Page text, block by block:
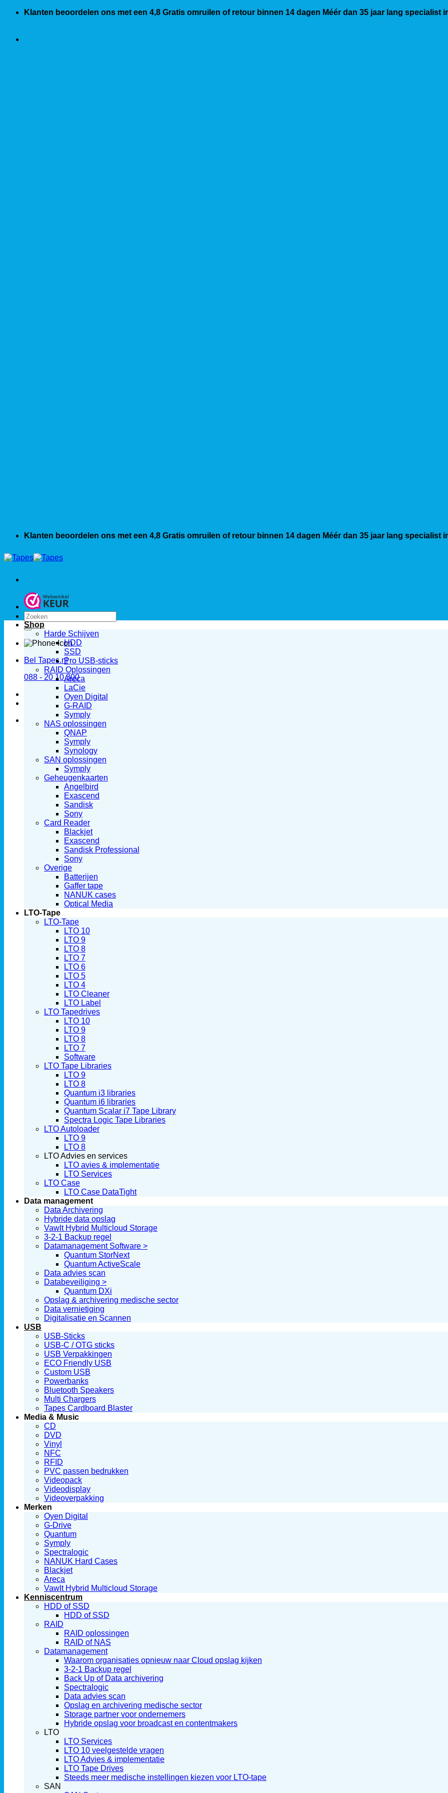
Klanten beoordelen ons met een 4,8 Gratis omruilen of retour binnen 14 dagen Méér dan 35 jaar lang specialist
Klanten beoordelen ons met een 4,8 Gratis omruilen of retour binnen 14 dagen Méér dan 35 jaar lang specialist
Zoeken
naar:
Bel Tapes.nl
088 - 20 10 300
Shop
Harde Schijven
HDD
SSD
Pro USB-sticks
RAID Oplossingen
Areca
LaCie
Oyen Digital
G-RAID
Symply
NAS oplossingen
QNAP
Symply
Synology
SAN oplossingen
Symply
Geheugenkaarten
Angelbird
Exascend
Sandisk
Sony
Card Reader
Blackjet
Exascend
Sandisk Professional
Sony
Overige
Batterijen
Gaffer tape
NANUK cases
Optical Media
LTO-Tape
LTO-Tape
LTO 10
LTO 9
LTO 8
LTO 7
LTO 6
LTO 5
LTO 4
LTO Cleaner
LTO Label
LTO Tapedrives
LTO 10
LTO 9
LTO 8
LTO 7
Software
LTO Tape Libraries
LTO 9
LTO 8
Quantum i3 libraries
Quantum i6 libraries
Quantum Scalar i7 Tape Library
Spectra Logic Tape Libraries
LTO Autoloader
LTO 9
LTO 8
LTO Advies en services
LTO avies & implementatie
LTO Services
LTO Case
LTO Case DataTight
Data management
Data Archivering
Hybride data opslag
Vawlt Hybrid Multicloud Storage
3-2-1 Backup regel
Datamanagement Software >
Quantum StorNext
Quantum ActiveScale
Data advies scan
Databeveiliging >
Quantum DXi
Opslag & archivering medische sector
Data vernietiging
Digitalisatie en Scannen
USB
USB-Sticks
USB-C / OTG sticks
USB Verpakkingen
ECO Friendly USB
Custom USB
Powerbanks
Bluetooth Speakers
Multi Chargers
Tapes Cardboard Blaster
Media & Music
CD
DVD
Vinyl
NFC
RFID
PVC passen bedrukken
Videopack
Videodisplay
Videoverpakking
Merken
Oyen Digital
G-Drive
Quantum
Symply
Spectralogic
NANUK Hard Cases
Blackjet
Areca
Vawlt Hybrid Multicloud Storage
Kenniscentrum
HDD of SSD
HDD of SSD
RAID
RAID oplossingen
RAID of NAS
Datamanagement
Waarom organisaties opnieuw naar Cloud opslag kijken
3-2-1 Backup regel
Back Up of Data archivering
Spectralogic
Data advies scan
Opslag en archivering medische sector
Storage partner voor ondernemers
Hybride opslag voor broadcast en contentmakers
LTO
LTO Services
LTO 10 veelgestelde vragen
LTO Advies & implementatie
LTO Tape Drives
Steeds meer medische instellingen kiezen voor LTO-tape
SAN